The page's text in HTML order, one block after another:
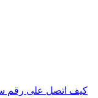
كيف اتصل على رقم